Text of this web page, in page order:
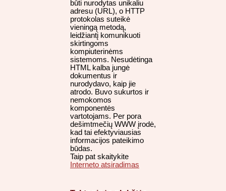
būti nurodytas unikaliu
adresu (URL), o HTTP
protokolas suteikė
vieningą metodą,
leidžiantį komunikuoti
skirtingoms
kompiuterinėms
sistemoms. Nesudėtinga
HTML kalba jungė
dokumentus ir
nurodydavo, kaip jie
atrodo. Buvo sukurtos ir
nemokomos
komponentės
vartotojams. Per pora
dešimtmečių WWW įrodė,
kad tai efektyviausias
informacijos pateikimo
būdas.
Taip pat skaitykite
Interneto atsiradimas